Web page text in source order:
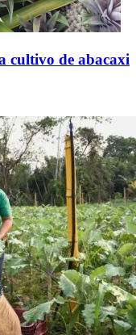
cultivo de abacaxi